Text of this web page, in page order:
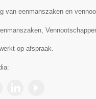
van eenmanszaken en
op afspraak.